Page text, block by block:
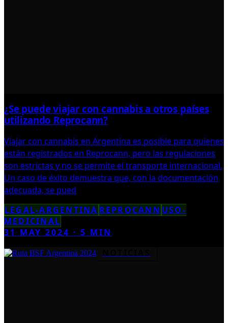
¿Se puede viajar con cannabis a otros países
utilizando Reprocann?
Viajar con cannabis en Argentina es posible para quienes
están registrados en Reprocann, pero las regulaciones
son estrictas y no se permite el transporte internacional.
Un caso de éxito demuestra que, con la documentación
adecuada, se pued
LEGAL-ARGENTINA REPROCANN USO-
MEDICINAL
31 MAY 2024 ·5 MIN